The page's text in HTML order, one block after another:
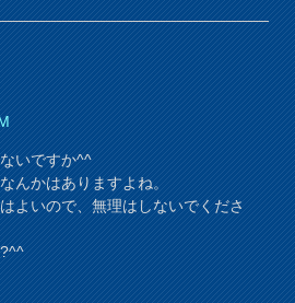
いですか^^
んかはありますよね。
よいので、無理はしないでくださ